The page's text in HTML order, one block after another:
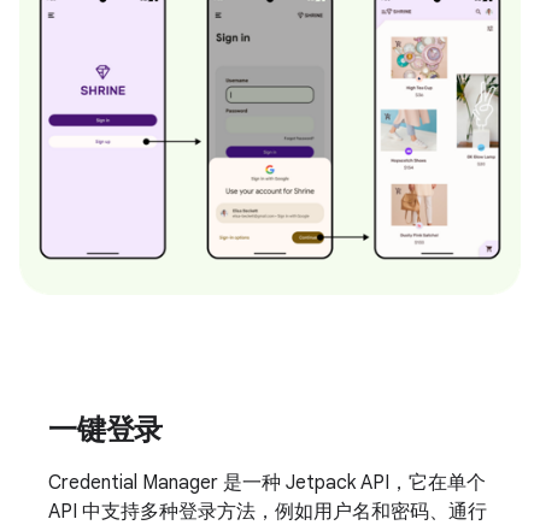
一键登录
Credential Manager 是一种 Jetpack API，它在单个
API 中支持多种登录方法，例如用户名和密码、通行